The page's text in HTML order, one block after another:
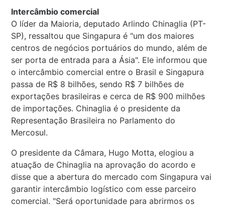
Intercâmbio comercial
O líder da Maioria, deputado Arlindo Chinaglia (PT-
SP), ressaltou que Singapura é "um dos maiores
centros de negócios portuários do mundo, além de
ser porta de entrada para a Ásia". Ele informou que
o intercâmbio comercial entre o Brasil e Singapura
passa de R$ 8 bilhões, sendo R$ 7 bilhões de
exportações brasileiras e cerca de R$ 900 milhões
de importações. Chinaglia é o presidente da
Representação Brasileira no Parlamento do
Mercosul.
O presidente da Câmara, Hugo Motta, elogiou a
atuação de Chinaglia na aprovação do acordo e
disse que a abertura do mercado com Singapura vai
garantir intercâmbio logístico com esse parceiro
comercial. "Será oportunidade para abrirmos os